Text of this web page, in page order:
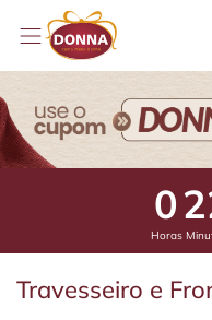
0
Horas
Travesseiro e